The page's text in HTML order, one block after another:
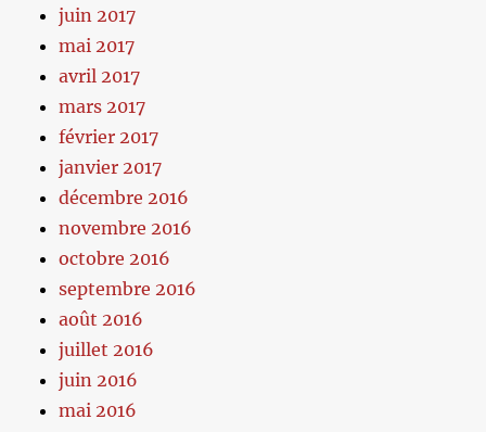
juin 2017
mai 2017
avril 2017
mars 2017
février 2017
janvier 2017
décembre 2016
novembre 2016
octobre 2016
septembre 2016
août 2016
juillet 2016
juin 2016
mai 2016